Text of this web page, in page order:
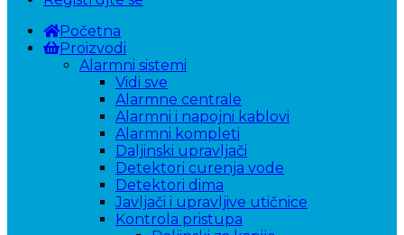
Početna
Proizvodi
Alarmni sistemi
Vidi sve
Alarmne centrale
Alarmni i napojni kablovi
Alarmni kompleti
Daljinski upravljači
Detektori curenja vode
Detektori dima
Javljači i upravljive utičnice
Kontrola pristupa